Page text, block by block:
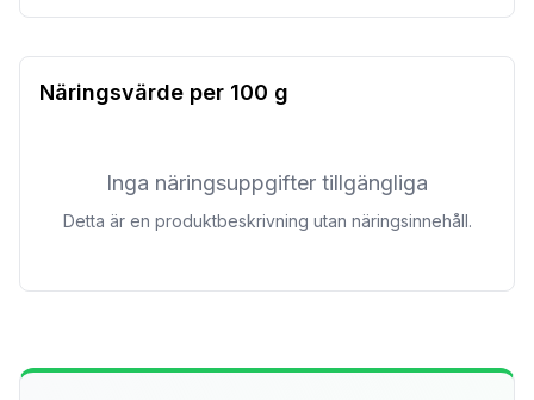
Näringsvärde per 100 g
Inga näringsuppgifter tillgängliga
Detta är en produktbeskrivning utan näringsinnehåll.